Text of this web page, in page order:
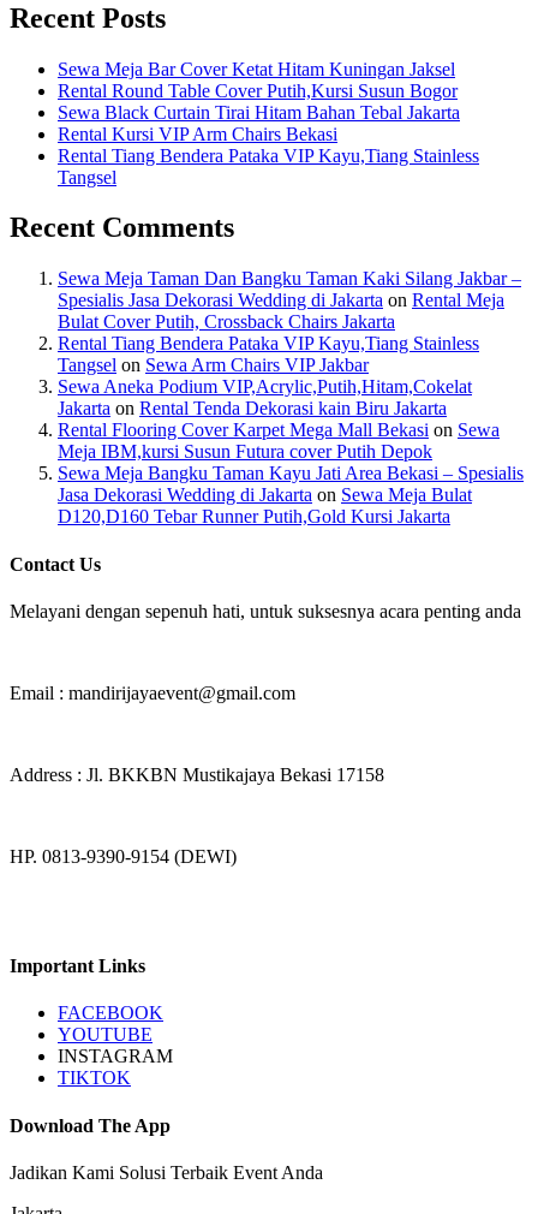
Recent Posts
Sewa Meja Bar Cover Ketat Hitam Kuningan Jaksel
Rental Round Table Cover Putih,Kursi Susun Bogor
Sewa Black Curtain Tirai Hitam Bahan Tebal Jakarta
Rental Kursi VIP Arm Chairs Bekasi
Rental Tiang Bendera Pataka VIP Kayu,Tiang Stainless
Tangsel
Recent Comments
Sewa Meja Taman Dan Bangku Taman Kaki Silang Jakbar –
Spesialis Jasa Dekorasi Wedding di Jakarta on Rental Meja
Bulat Cover Putih, Crossback Chairs Jakarta
Rental Tiang Bendera Pataka VIP Kayu,Tiang Stainless
Tangsel on Sewa Arm Chairs VIP Jakbar
Sewa Aneka Podium VIP,Acrylic,Putih,Hitam,Cokelat
Jakarta on Rental Tenda Dekorasi kain Biru Jakarta
Rental Flooring Cover Karpet Mega Mall Bekasi on Sewa
Meja IBM,kursi Susun Futura cover Putih Depok
Sewa Meja Bangku Taman Kayu Jati Area Bekasi – Spesialis
Jasa Dekorasi Wedding di Jakarta on Sewa Meja Bulat
D120,D160 Tebar Runner Putih,Gold Kursi Jakarta
Contact Us
Melayani dengan sepenuh hati, untuk suksesnya acara penting anda
Email : mandirijayaevent@gmail.com
Address : Jl. BKKBN Mustikajaya Bekasi 17158
HP. 0813-9390-9154 (DEWI)
Important Links
FACEBOOK
YOUTUBE
INSTAGRAM
TIKTOK
Download The App
Jadikan Kami Solusi Terbaik Event Anda